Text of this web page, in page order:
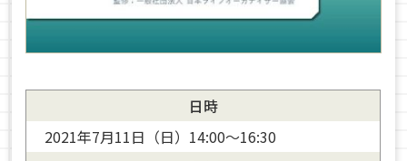
日時
2021年7月11日（日）14:00〜16:30